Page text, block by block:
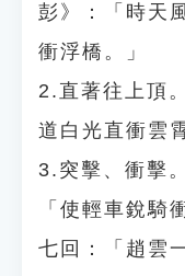
彭》：「時天
衝浮橋。」
2.直著往上頂
道白光直衝雲
3.突擊、衝擊
「使輕車銳騎
七回：「趙雲